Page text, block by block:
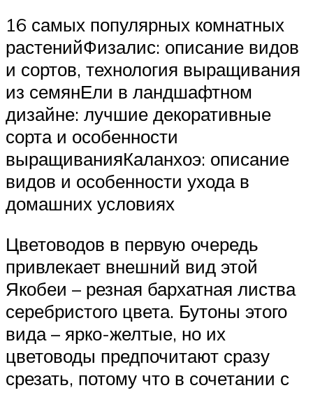
16 самых популярных комнатных
растенийФизалис: описание видов
и сортов, технология выращивания
из семянЕли в ландшафтном
дизайне: лучшие декоративные
сорта и особенности
выращиванияКаланхоэ: описание
видов и особенности ухода в
домашних условиях
Цветоводов в первую очередь
привлекает внешний вид этой
Якобеи – резная бархатная листва
серебристого цвета. Бутоны этого
вида – ярко-желтые, но их
цветоводы предпочитают сразу
срезать, потому что в сочетании с